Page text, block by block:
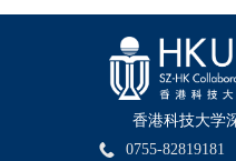
香港科技大学
0755-82819181